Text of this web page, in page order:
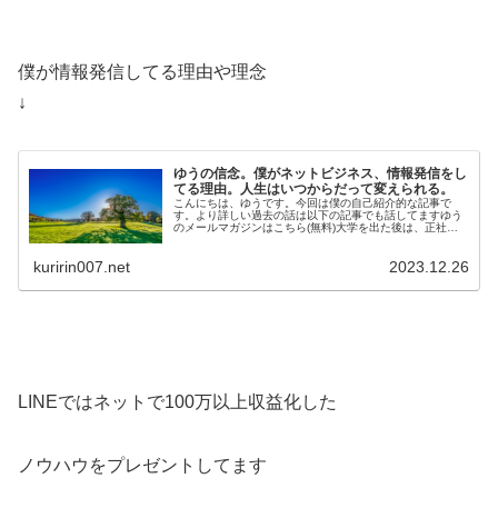
僕が情報発信してる理由や理念
↓
ゆうの信念。僕がネットビジネス、情報発信をし
てる理由。人生はいつからだって変えられる。
こんにちは、ゆうです。今回は僕の自己紹介的な記事で
す。より詳しい過去の話は以下の記事でも話してますゆう
のメールマガジンはこちら(無料)大学を出た後は、正社員
kuririn007.net 2023.12.26
LINEではネットで100万以上収益化した
ノウハウをプレゼントしてます